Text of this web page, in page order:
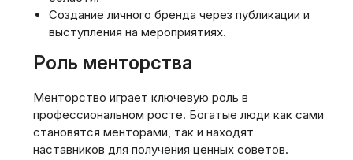
Создание личного бренда через публикации и
выступления на мероприятиях.
Роль менторства
Менторство играет ключевую роль в
профессиональном росте. Богатые люди как сами
становятся менторами, так и находят
наставников для получения ценных советов.